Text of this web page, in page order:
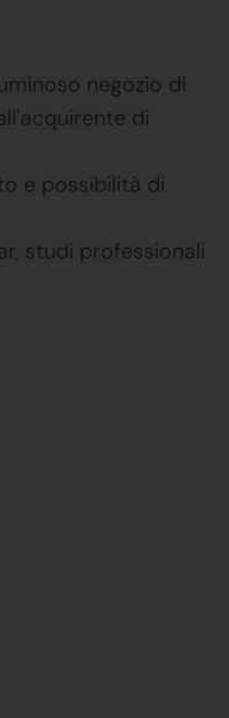
negozio di
di
e possibilità di
studi professionali